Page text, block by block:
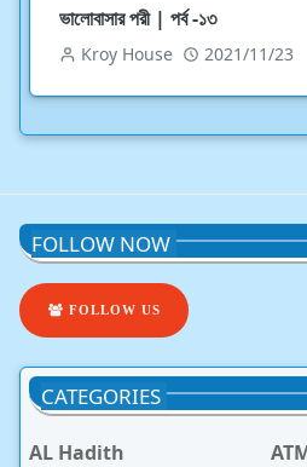
ভালোবাসার পরী | পর্ব -১৩
Kroy House 2021/11/23
FOLLOW NOW
FOLLOW US
CATEGORIES
AL Hadith